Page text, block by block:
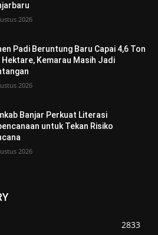
2026
Padi Beruntung Baru Capai 4,6 Ton
Hektare, Kemarau Masih Jadi
2026
Banjar Perkuat Literasi
untuk Tekan Risiko
2026
2833